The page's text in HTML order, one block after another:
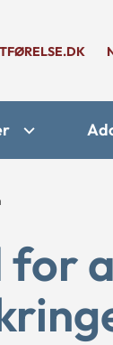
for